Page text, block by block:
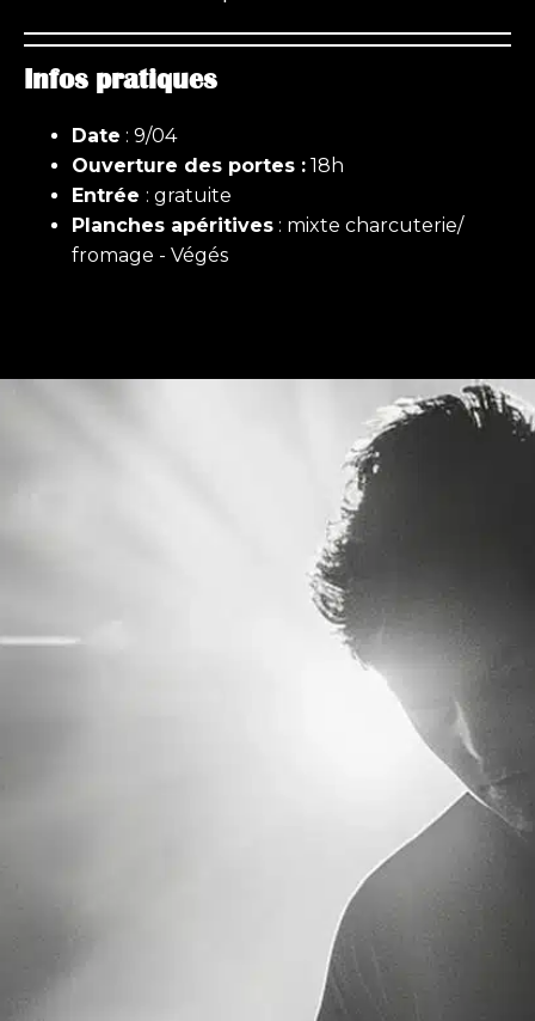
Infos pratiques
Date : 9/04
Ouverture des portes : 18h
Entrée : gratuite
Planches apéritives : mixte charcuterie/
fromage - Végés